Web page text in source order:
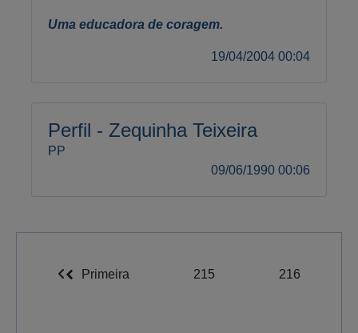
Uma educadora de coragem.
19/04/2004 00:04
Perfil - Zequinha Teixeira
PP
09/06/1990 00:06
Primeira 215 216